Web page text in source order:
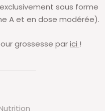
sous forme
A et en dose modérée).
grossesse parici !